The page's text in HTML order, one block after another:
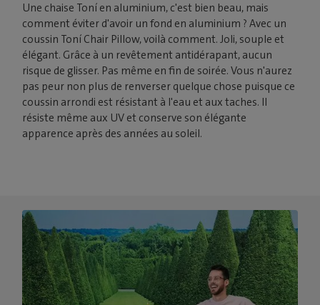
Une chaise Toní en aluminium, c'est bien beau, mais
comment éviter d'avoir un fond en aluminium ? Avec un
coussin Toní Chair Pillow, voilà comment. Joli, souple et
élégant. Grâce à un revêtement antidérapant, aucun
risque de glisser. Pas même en fin de soirée. Vous n'aurez
pas peur non plus de renverser quelque chose puisque ce
coussin arrondi est résistant à l'eau et aux taches. Il
résiste même aux UV et conserve son élégante
apparence après des années au soleil.